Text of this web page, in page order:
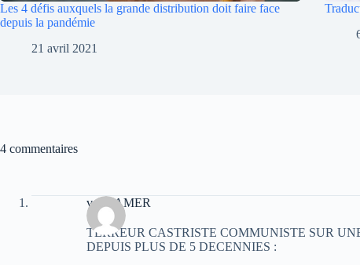
Les 4 défis auxquels la grande distribution doit faire face
depuis la pandémie
21 avril 2021
4 commentaires
veriteAMER
TERREUR CASTRISTE COMMUNISTE SUR
DEPUIS PLUS DE 5 DECENNIES :